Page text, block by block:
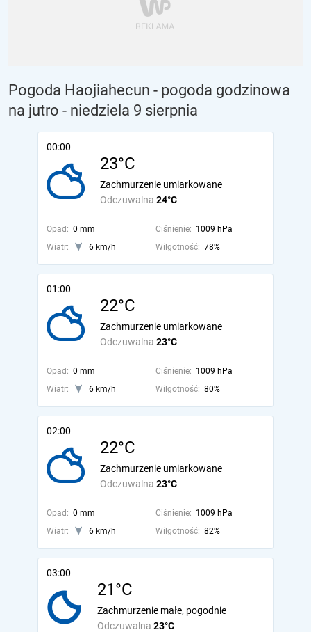
Pogoda Haojiahecun - pogoda godzinowa
na jutro - niedziela 9 sierpnia
00:00
23°C
Odczuwalna 24°C
Zachmurzenie umiarkowane
Opad: 0 mm Ciśnienie: 1009 hPa
Wiatr:
6 km/h Wilgotność: 78%
01:00
22°C
Odczuwalna 23°C
Zachmurzenie umiarkowane
Opad: 0 mm Ciśnienie: 1009 hPa
Wiatr:
6 km/h Wilgotność: 80%
02:00
22°C
Odczuwalna 23°C
Zachmurzenie umiarkowane
Opad: 0 mm Ciśnienie: 1009 hPa
Wiatr:
6 km/h Wilgotność: 82%
03:00
21°C
Odczuwalna 23°C
Zachmurzenie małe, pogodnie